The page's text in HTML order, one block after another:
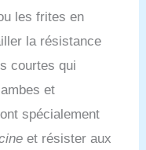
maillot de
femme maillot
sport
de bain 2
maillot de
maillot
maillot de
estivales,
fêtes en
bain, les bains
les piscines
les escapades
les lunes de miel
ils vous
d'afficher
les frites en
la résistance
courtes qui
et
spécialement
et résister aux